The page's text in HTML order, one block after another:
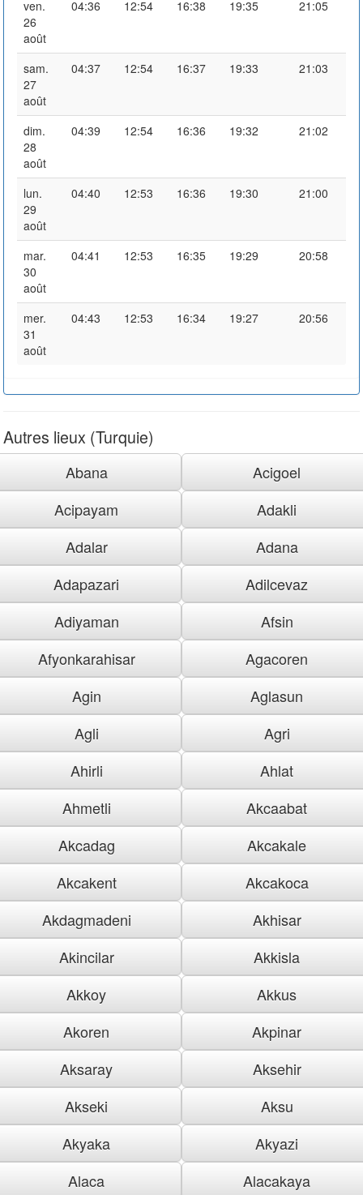
ven.
26
août
04:36 12:54 16:38 19:35 21:05
sam.
27
août
04:37 12:54 16:37 19:33 21:03
dim.
28
août
04:39 12:54 16:36 19:32 21:02
lun.
29
août
04:40 12:53 16:36 19:30 21:00
mar.
30
août
04:41 12:53 16:35 19:29 20:58
mer.
31
août
04:43 12:53 16:34 19:27 20:56
Autres lieux (Turquie)
Abana
Acigoel
Acipayam
Adakli
Adalar
Adana
Adapazari
Adilcevaz
Adiyaman
Afsin
Afyonkarahisar
Agacoren
Agin
Aglasun
Agli
Agri
Ahirli
Ahlat
Ahmetli
Akcaabat
Akcadag
Akcakale
Akcakent
Akcakoca
Akdagmadeni
Akhisar
Akincilar
Akkisla
Akkoy
Akkus
Akoren
Akpinar
Aksaray
Aksehir
Akseki
Aksu
Akyaka
Akyazi
Alaca
Alacakaya